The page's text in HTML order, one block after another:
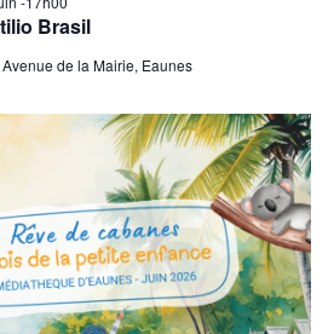
Brasil
de la Mairie, Eaunes